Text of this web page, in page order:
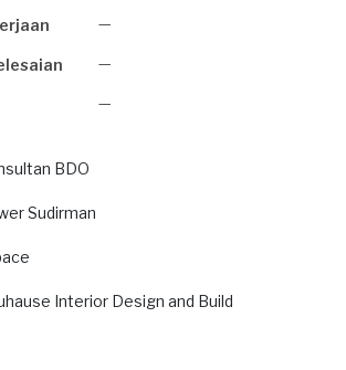
—
—
—
BDO
Sudirman
Interior Design and Build